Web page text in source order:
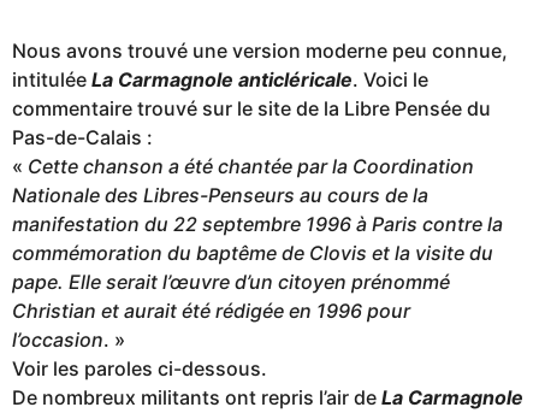
Nous avons trouvé une version moderne peu connue,
intitulée La Carmagnole anticléricale. Voici le
commentaire trouvé sur le site de la Libre Pensée du
Pas-de-Calais :
« Cette chanson a été chantée par la Coordination
Nationale des Libres-Penseurs au cours de la
manifestation du 22 septembre 1996 à Paris contre la
commémoration du baptême de Clovis et la visite du
pape. Elle serait l’œuvre d’un citoyen prénommé
Christian et aurait été rédigée en 1996 pour
l’occasion. »
Voir les paroles ci-dessous.
De nombreux militants ont repris l’air de La Carmagnole